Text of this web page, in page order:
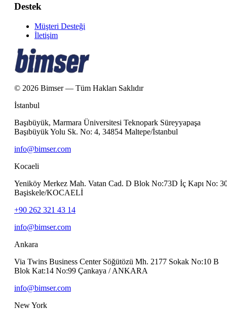
Destek
Müşteri Desteği
İletişim
© 2026 Bimser — Tüm Hakları Saklıdır
İstanbul
Başıbüyük, Marmara Üniversitesi Teknopark Süreyyapaşa
Başıbüyük Yolu Sk. No: 4, 34854 Maltepe/İstanbul
info@bimser.com
Kocaeli
Yeniköy Merkez Mah. Vatan Cad. D Blok No:73D İç Kapı No:
Başiskele/KOCAELİ
+90 262 321 43 14
info@bimser.com
Ankara
Via Twins Business Center Söğütözü Mh. 2177 Sokak No:10 B
Blok Kat:14 No:99 Çankaya / ANKARA
info@bimser.com
New York